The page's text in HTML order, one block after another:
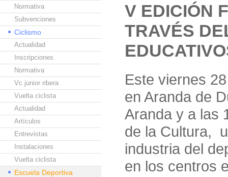
Normativa
Subvenciones
Ciclismo
Actualidad
Inscripciones
Normativa
Vc junior ribera
Vuelta ciclista
Actualidad
Artículos
Entrevistas
Instalaciones
Vuelta ciclista
Escuela Deportiva
V EDICIÓN
TRAVÉS
Este viernes
en Aranda de
Aranda y a las
de la Cultura,
industria del
en los centros